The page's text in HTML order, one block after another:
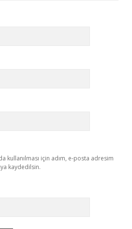
kullanılması için adım, e-posta adresim
kaydedilsin.